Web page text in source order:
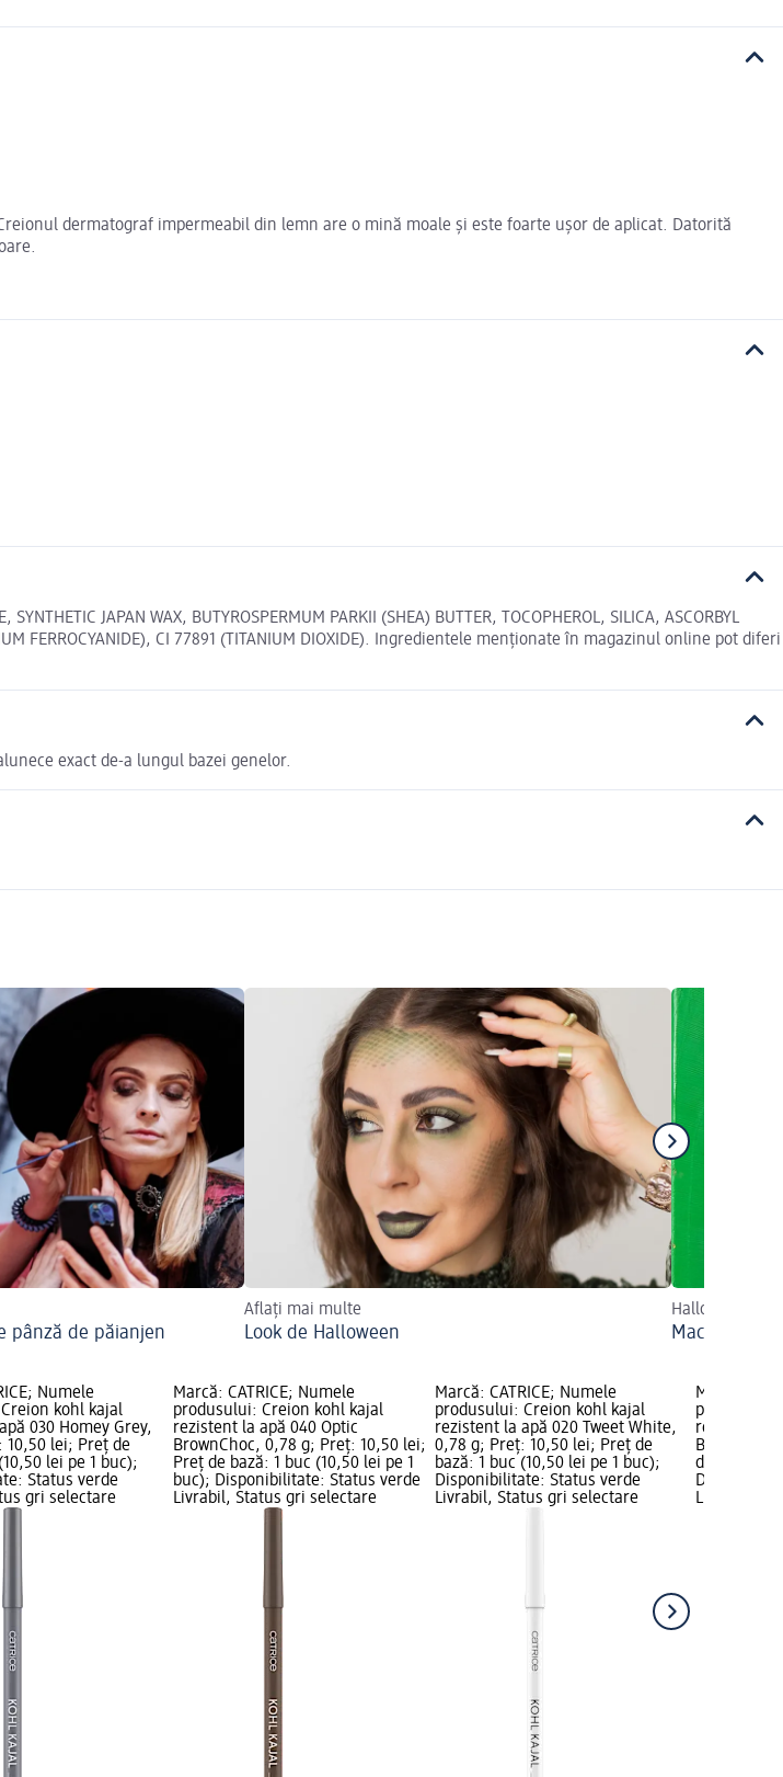
dermatograf impermeabil din lemn are o mină moale și este foarte ușor de aplicat. Datorită
JAPAN WAX, BUTYROSPERMUM PARKII (SHEA) BUTTER, TOCOPHEROL, SILICA, ASCORBYL
FERROCYANIDE), CI 77891 (TITANIUM DIOXIDE). Ingredientele menționate în magazinul online pot diferi
exact de-a lungul bazei genelor.
pânză de păianjen
Aflați mai multe
Look de Halloween
Halloween cu
Machiaj de
Numele
kohl kajal
030 Homey Grey,
10,50 lei; Preț de
lei pe 1 buc);
Status verde
gri selectare
Marcă: CATRICE; Numele
produsului: Creion kohl kajal
rezistent la apă 040 Optic
BrownChoc, 0,78 g; Preț: 10,50 lei;
Preț de bază: 1 buc (10,50 lei pe 1
buc); Disponibilitate: Status verde
Livrabil, Status gri selectare
Marcă: CATRICE; Numele
produsului: Creion kohl kajal
rezistent la apă 020 Tweet White,
0,78 g; Preț: 10,50 lei; Preț de
bază: 1 buc (10,50 lei pe 1 buc);
Disponibilitate: Status verde
Livrabil, Status gri selectare
Marcă:
produsului:
rezistent la
Black, 0,78
de bază: 1
Livrabil,